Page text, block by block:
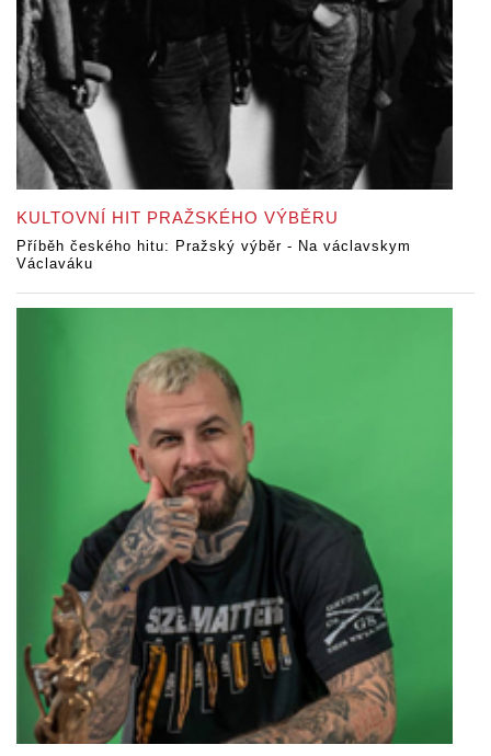
KULTOVNÍ HIT PRAŽSKÉHO VÝBĚRU
Příběh českého hitu: Pražský výběr - Na václavskym
Václaváku